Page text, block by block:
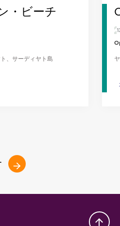
・ビーチ
、サーディヤト島